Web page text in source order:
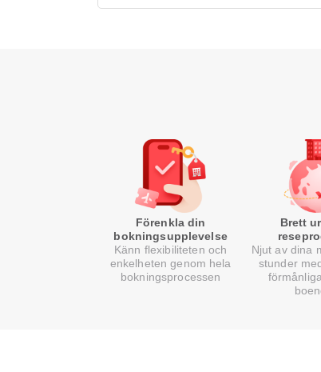
Förenkla din
bokningsupplevelse
Känn flexibiliteten och
enkelheten genom hela
bokningsprocessen
Brett
Njut av dina
stunder